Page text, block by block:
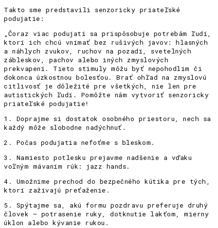
Takto sme predstavili senzoricky priateľské
podujatie:
„Čoraz viac podujatí sa prispôsobuje potrebám ľudí,
ktorí ich chcú vnímať bez rušivých javov: hlasných
a náhlych zvukov, ruchov na pozadí, svetelných
zábleskov, pachov alebo iných zmyslových
prekvapení. Tieto stimuly môžu byť nepohodlím či
dokonca úzkostnou bolesťou. Brať ohľad na zmyslovú
citlivosť je dôležité pre všetkých, nie len pre
autistických ľudí. Pomôžte nám vytvoriť senzoricky
priateľské podujatie!
1. Doprajme si dostatok osobného priestoru, nech sa
každý môže slobodne nadýchnuť.
2. Počas podujatia nefoťme s bleskom.
3. Namiesto potlesku prejavme nadšenie a vďaku
voľným mávaním rúk: jazz hands.
4. Umožnime prechod do bezpečného kútika pre tých,
ktorí zažívajú preťaženie.
5. Spýtajme sa, akú formu pozdravu preferuje druhý
človek – potrasenie ruky, dotknutie lakťom, mierny
úklon alebo kývanie rukou.